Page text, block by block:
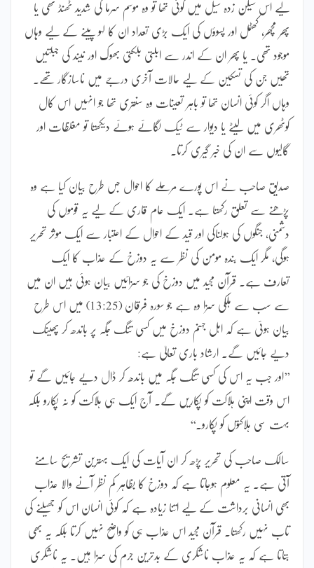
لیے اس سیلن زدہ سیل میں کوئی تھا تو وہ موسم سرما کی شدید ٹھنڈ تھی یا
پھر مچھر، کھٹمل اور پسوؤں کی ایک بڑی تعداد ان کا لہو پینے کے لیے وہاں
موجود تھی۔ یا پھر ان کے اندر سے ابلتی بلکتی بھوک اور نیند کی جبلتیں
تھیں جن کی تسکین کے لیے حالات آخری درجے میں ناسازگار تھے۔
وہاں اگر کوئی انسان تھا تو باہر تعینات وہ سنتری تھا جو انہیں اس کال
کوٹھری میں لیٹے یا دیوار سے ٹیک لگائے ہوئے دیکھتا تو مغلظات اور
گالیوں سے ان کی خبر گیری کرتا۔
صدیق صاحب نے اس پورے مرحلے کا احوال جس طرح بیان کیا ہے وہ
پڑھنے سے تعلق رکھتا ہے۔ ایک عام قاری کے لیے یہ قوموں کی
دشمنی، جنگوں کی ہولناکی اور قید کے احوال کے اعتبار سے ایک موثر تحریر
ہوگی، مگر ایک بندہ مومن کی نظر سے یہ دوزخ کے عذاب کا ایک
تعارف ہے۔ قرآن مجید میں دوزخ کی جو سزائیں بیان ہوئی ہیں ان میں
سے سب سے ہلکی سزا وہ ہے جو سورہ فرقان (13:25) میں اس طرح
بیان ہوئی ہے کہ اہل جہنم دوزخ میں کسی تنگ جگہ پر باندھ کر پھینک
دیے جائیں گے۔ ارشاد باری تعالیٰ ہے:
’’اور جب یہ اس کی کسی تنگ جگہ میں باندھ کر ڈال دیے جائیں گے تو
اس وقت اپنی ہلاکت کو پکاریں گے۔ آج ایک ہی ہلاکت کو نہ پکارو بلکہ
بہت سی ہلاکتوں کو پکارو۔‘‘
سالک صاحب کی تحریر پڑھ کر ان آیات کی ایک بہترین تشریح سامنے
آتی ہے۔ یہ معلوم ہوجاتا ہے کہ دوزخ کا بظاہر کم نظر آنے والا عذاب
بھی انسانی برداشت کے لیے اتنا زیادہ ہے کہ کوئی انسان اس کو جھیلنے کی
تاب نہیں رکھتا۔ قرآن مجید اس عذاب ہی کو واضح نہیں کرتا بلکہ یہ بھی
بتاتا ہے کہ یہ عذاب ناشکری کے بدترین جرم کی سزا ہیں۔ یہ ناشکری